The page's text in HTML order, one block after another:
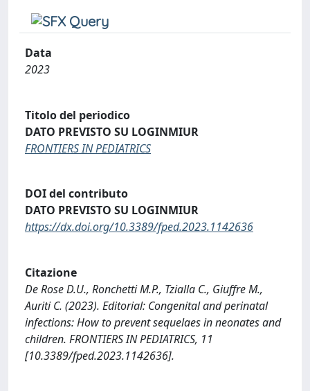
Data
2023
Titolo del periodico
DATO PREVISTO SU LOGINMIUR
FRONTIERS IN PEDIATRICS
DOI del contributo
DATO PREVISTO SU LOGINMIUR
https://dx.doi.org/10.3389/fped.2023.1142636
Citazione
De Rose D.U., Ronchetti M.P., Tzialla C., Giuffre M.,
Auriti C. (2023). Editorial: Congenital and perinatal
infections: How to prevent sequelaes in neonates and
children. FRONTIERS IN PEDIATRICS, 11
[10.3389/fped.2023.1142636].